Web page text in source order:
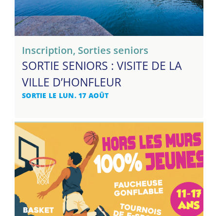
Inscription, Sorties seniors
SORTIE SENIORS : VISITE DE LA
VILLE D’HONFLEUR
SORTIE LE LUN. 17 AOÛT